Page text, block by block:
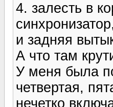
4. залесть в
и задняя
А что там
У меня была
четвертая,
нечетко